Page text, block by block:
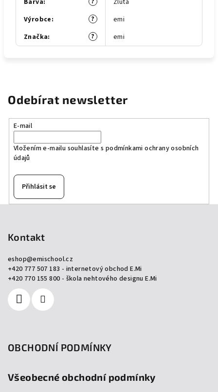
Barva:
Žlutá
?
Výrobce:
emi
?
Značka: emi
Odebírat newsletter
E-mail
Vložením e-mailu souhlasíte s podmínkami ochrany osobních
údajů
Přihlásit se
Kontakt
eshop@emischool.cz
+420 777 507 183 - internetový obchod E.Mi
+420 770 155 800 - škola nehtového designu E.Mi
OBCHODNÍ PODMÍNKY
Všeobecné obchodní podmínky